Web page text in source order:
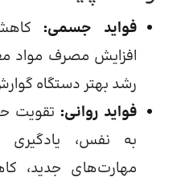
فواید جسمی:
افزایش مصرف مواد
رشد بهتر دستگاه
فواید روانی: تقویت
به نفس، یادگیری
مهارت‌های جدید،